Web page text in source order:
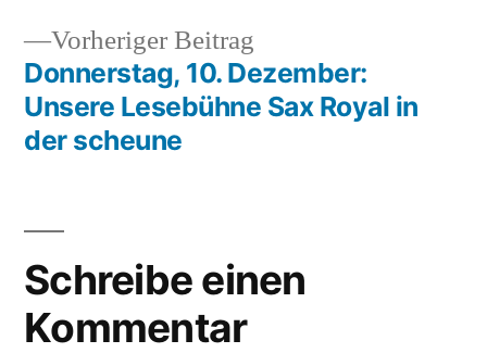
Vorheriger Beitrag
Beitrag:
Donnerstag, 10. Dezember:
Unsere Lesebühne Sax Royal in
der scheune
Schreibe einen
Kommentar